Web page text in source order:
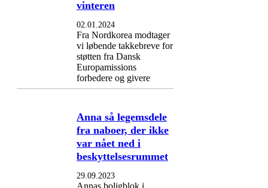
vinteren
02.01.2024
Fra Nordkorea modtager
vi løbende takkebreve for
støtten fra Dansk
Europamissions
forbedere og givere
Anna så legemsdele
fra naboer, der ikke
var nået ned i
beskyttelsesrummet
29.09.2023